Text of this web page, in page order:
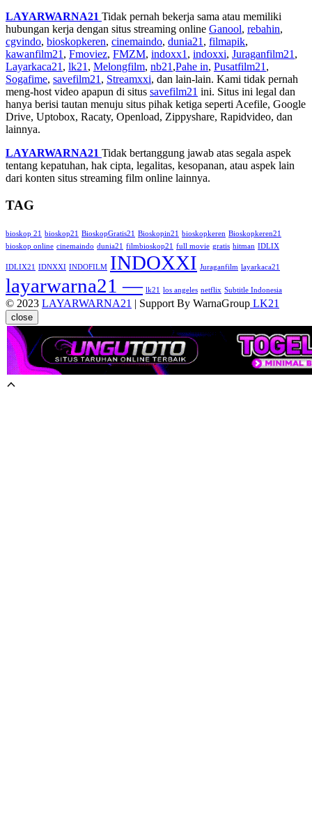
LAYARWARNA21 Tidak pernah bekerja sama atau memiliki
hubungan kerja dengan situs streaming online Ganool, rebahin,
cgvindo, bioskopkeren, cinemaindo, dunia21 , filmapik,
kawanfilm21 , Fmoviez, FMZM, indoxx1 , indoxxi, Juraganfilm21 ,
Layarkaca21 , lk21 , Melongfilm, nb21 ,Pahe in, Pusatfilm21 ,
Sogafime, savefilm21 , Streamxxi, dan lain-lain. Kami tidak pernah
meng-host video apapun di situs savefilm21 ini. Situs ini legal dan
hanya berisi tautan menuju situs pihak ketiga seperti Acefile, Google
Drive, Uptobox, Racaty, Openload, Zippyshare, Rapidvideo, dan
lainnya.
LAYARWARNA21 Tidak bertanggung jawab atas segala aspek
tentang kepatuhan, hak cipta, legalitas, kesopanan, atau aspek lain
dari konten situs streaming film online lainnya.
TAG
bioskop 21 bioskop21 BioskopGratis21 Bioskopin21 bioskopkeren Bioskopkeren21
bioskop online cinemaindo dunia21 filmbioskop21 full movie gratis hitman IDLIX
IDLIX21 IDNXXI INDOFILM INDOXXI Juraganfilm layarkaca21
layarwarna21 — lk21 los angeles netflix Subtitle Indonesia
© 2023 LAYARWARNA21 | Support By WarnaGroup LK21
close